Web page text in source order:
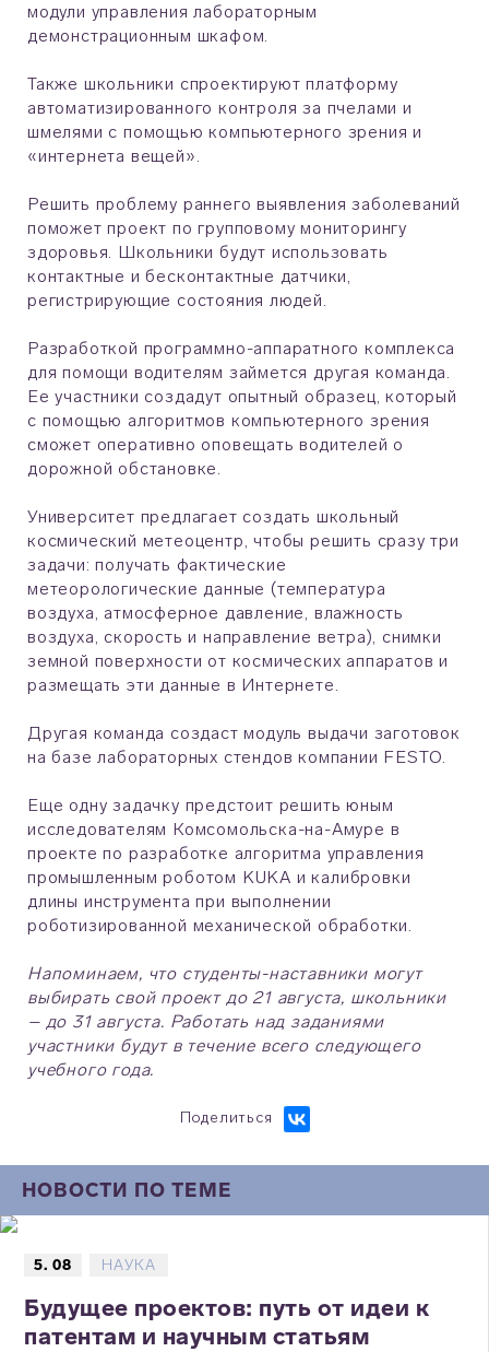
модули управления лабораторным
демонстрационным шкафом.
Также школьники спроектируют платформу
автоматизированного контроля за пчелами и
шмелями с помощью компьютерного зрения и
«интернета вещей».
Решить проблему раннего выявления заболеваний
поможет проект по групповому мониторингу
здоровья. Школьники будут использовать
контактные и бесконтактные датчики,
регистрирующие состояния людей.
Разработкой программно-аппаратного комплекса
для помощи водителям займется другая команда.
Ее участники создадут опытный образец, который
с помощью алгоритмов компьютерного зрения
сможет оперативно оповещать водителей о
дорожной обстановке.
Университет предлагает создать школьный
космический метеоцентр, чтобы решить сразу три
задачи: получать фактические
метеорологические данные (температура
воздуха, атмосферное давление, влажность
воздуха, скорость и направление ветра), снимки
земной поверхности от космических аппаратов и
размещать эти данные в Интернете.
Другая команда создаст модуль выдачи заготовок
на базе лабораторных стендов компании FESTO.
Еще одну задачку предстоит решить юным
исследователям Комсомольска-на-Амуре в
проекте по разработке алгоритма управления
промышленным роботом KUKA и калибровки
длины инструмента при выполнении
роботизированной механической обработки.
Напоминаем, что студенты-наставники могут
выбирать свой проект до 21 августа, школьники
– до 31 августа. Работать над заданиями
участники будут в течение всего следующего
учебного года.
Поделиться
НОВОСТИ ПО ТЕМЕ
5. 08 НАУКА
Будущее проектов: путь от идеи к
патентам и научным статьям